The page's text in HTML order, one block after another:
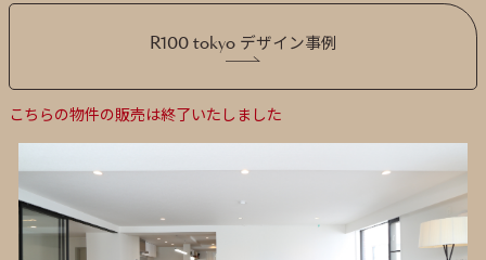
R100 tokyo デザイン事例
こちらの物件の販売は終了いたしました